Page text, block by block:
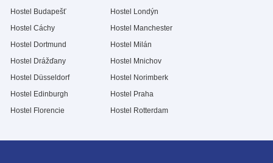
Hostel Budapešť
Hostel Cáchy
Hostel Dortmund
Hostel Drážďany
Hostel Düsseldorf
Hostel Edinburgh
Hostel Florencie
Hostel Londýn
Hostel Manchester
Hostel Milán
Hostel Mnichov
Hostel Norimberk
Hostel Praha
Hostel Rotterdam